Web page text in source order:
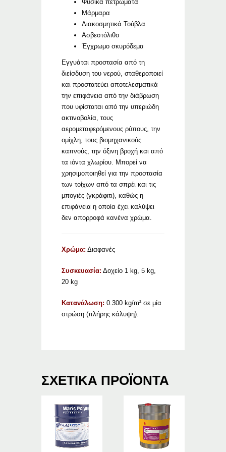
Φυσικά πετρώματα
Μάρμαρα
Διακοσμητικά Τούβλα
Ασβεστόλιθο
Έγχρωμο σκυρόδεμα
Εγγυάται προστασία από τη
διείσδυση του νερού, σταθεροποιεί
και προστατεύει αποτελεσματικά
την επιφάνεια από την διάβρωση
που υφίσταται από την υπεριώδη
ακτινοβολία, τους
αερομεταφερόμενους ρύπους, την
ομίχλη, τους βιομηχανικούς
καπνούς, την όξινη βροχή και από
τα ιόντα χλωρίου. Μπορεί να
χρησιμοποιηθεί για την προστασία
των τοίχων από τα σπρέι και τις
μπογιές (γκράφιτι), καθώς η
επιφάνεια η οποία έχει καλύψει
δεν απορροφά κανένα χρώμα.
Χρώμα: Διαφανές
Συσκευασία: Δοχείο 1 kg, 5 kg,
20 kg
Κατανάλωση: 0.300 kg/m² σε μία
στρώση (πλήρης κάλυψη).
ΣΧΕΤΙΚΆ ΠΡΟΪΌΝΤΑ